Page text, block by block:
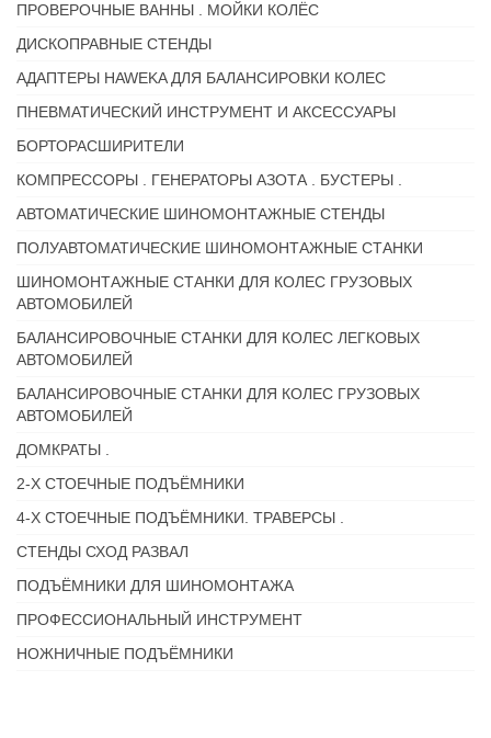
ПРОВЕРОЧНЫЕ ВАННЫ . МОЙКИ КОЛЁС
ДИСКОПРАВНЫЕ СТЕНДЫ
АДАПТЕРЫ HAWEKA ДЛЯ БАЛАНСИРОВКИ КОЛЕС
ПНЕВМАТИЧЕСКИЙ ИНСТРУМЕНТ И АКСЕССУАРЫ
БОРТОРАСШИРИТЕЛИ
КОМПРЕССОРЫ . ГЕНЕРАТОРЫ АЗОТА . БУСТЕРЫ .
АВТОМАТИЧЕСКИЕ ШИНОМОНТАЖНЫЕ СТЕНДЫ
ПОЛУАВТОМАТИЧЕСКИЕ ШИНОМОНТАЖНЫЕ СТАНКИ
ШИНОМОНТАЖНЫЕ СТАНКИ ДЛЯ КОЛЕС ГРУЗОВЫХ
АВТОМОБИЛЕЙ
БАЛАНСИРОВОЧНЫЕ СТАНКИ ДЛЯ КОЛЕС ЛЕГКОВЫХ
АВТОМОБИЛЕЙ
БАЛАНСИРОВОЧНЫЕ СТАНКИ ДЛЯ КОЛЕС ГРУЗОВЫХ
АВТОМОБИЛЕЙ
ДОМКРАТЫ .
2-Х СТОЕЧНЫЕ ПОДЪЁМНИКИ
4-Х СТОЕЧНЫЕ ПОДЪЁМНИКИ. ТРАВЕРСЫ .
СТЕНДЫ СХОД РАЗВАЛ
ПОДЪЁМНИКИ ДЛЯ ШИНОМОНТАЖА
ПРОФЕССИОНАЛЬНЫЙ ИНСТРУМЕНТ
НОЖНИЧНЫЕ ПОДЪЁМНИКИ